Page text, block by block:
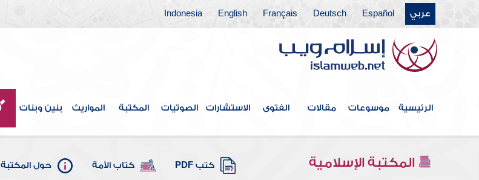
عربي Español
Deutsch
Français
English
Indonesia
الرئيسية موسوعات مقالات الفتوى الاستشارات الصوتيات المكتبة المواريث بنين وبنات
المكتبة الإسلامية كتب PDF كتاب الأمة حول المكتبة